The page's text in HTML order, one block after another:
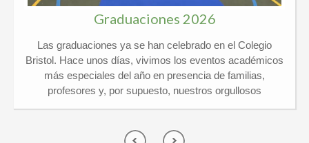
Graduaciones 2026
Las graduaciones ya se han celebrado en el Colegio
Bristol. Hace unos días, vivimos los eventos académicos
más especiales del año en presencia de familias,
profesores y, por supuesto, nuestros orgullosos
emocionante en el Colegio Privado Bristol, ¡y por partida